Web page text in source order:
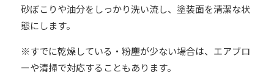
砂ぼこりや油分をしっかり洗い流し、塗装面を清潔な状
態にします。
※すでに乾燥している・粉塵が少ない場合は、エアブロ
ーや清掃で対応することもあります。